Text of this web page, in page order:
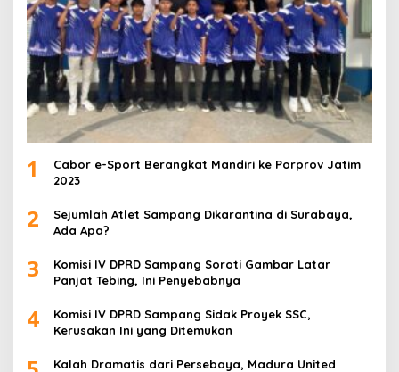
1
Cabor e-Sport Berangkat Mandiri ke Porprov Jatim
2023
2
Sejumlah Atlet Sampang Dikarantina di Surabaya,
Ada Apa?
3
Komisi IV DPRD Sampang Soroti Gambar Latar
Panjat Tebing, Ini Penyebabnya
4
Komisi IV DPRD Sampang Sidak Proyek SSC,
Kerusakan Ini yang Ditemukan
Kalah Dramatis dari Persebaya, Madura United